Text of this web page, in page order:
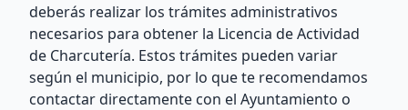
deberás realizar los trámites administrativos
necesarios para obtener la Licencia de Actividad
de Charcutería. Estos trámites pueden variar
según el municipio, por lo que te recomendamos
contactar directamente con el Ayuntamiento o